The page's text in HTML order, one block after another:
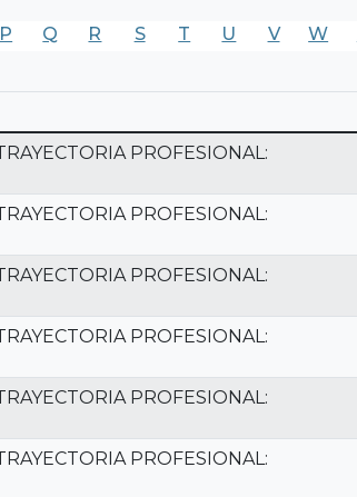
P Q R S T U V W
PROFESIONAL:
PROFESIONAL:
PROFESIONAL:
PROFESIONAL:
PROFESIONAL:
PROFESIONAL: